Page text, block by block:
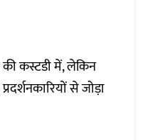
की कस्टडी में, लेकिन
से जोड़ा